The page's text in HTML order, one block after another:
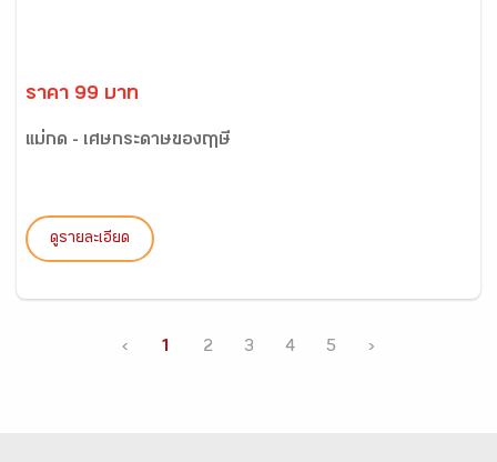
ราคา 99 บาท
แม่กด - เศษกระดาษของฤาษี
ดูรายละเอียด
‹ 1 2 3 4 5 ›